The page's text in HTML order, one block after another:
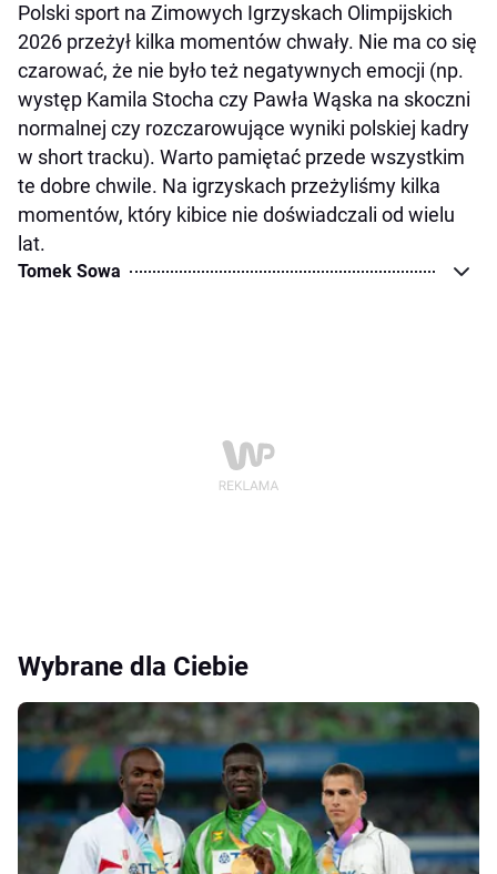
Polski sport na Zimowych Igrzyskach Olimpijskich
2026 przeżył kilka momentów chwały. Nie ma co się
czarować, że nie było też negatywnych emocji (np.
występ Kamila Stocha czy Pawła Wąska na skoczni
normalnej czy rozczarowujące wyniki polskiej kadry
w short tracku). Warto pamiętać przede wszystkim
te dobre chwile. Na igrzyskach przeżyliśmy kilka
momentów, który kibice nie doświadczali od wielu
lat.
Tomek Sowa
Wybrane dla Ciebie